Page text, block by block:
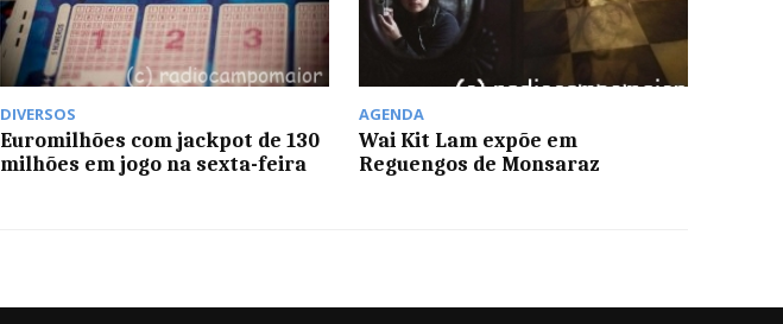
DIVERSOS
Euromilhões com jackpot de 130
milhões em jogo na sexta-feira
AGENDA
Wai Kit Lam expõe em
Reguengos de Monsaraz